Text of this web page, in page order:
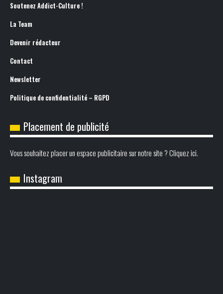
Soutenez Addict-Culture !
La Team
Devenir rédacteur
Contact
Newsletter
Politique de confidentialité – RGPD
Placement de publicité
Vous souhaitez placer un espace publicitaire sur notre site ? Cliquez ici.
Instagram